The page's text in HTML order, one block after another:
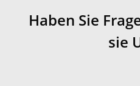
Haben Sie
sie